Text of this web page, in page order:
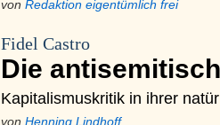
von Redaktion eigentümlich frei
Fidel Castro
Die
Kapitalismuskritik in ihrer
von Henning Lindhoff